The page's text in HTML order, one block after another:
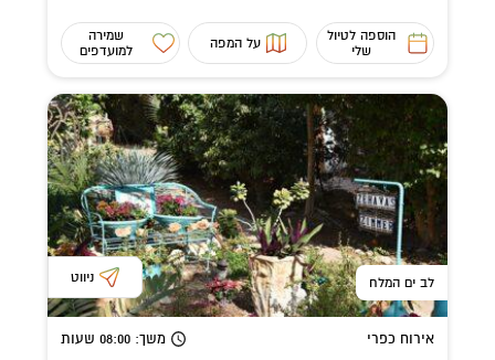
הוספה לטיול
שלי
על המפה
שמירה
למועדפים
לב ים המלח ניווט
אירוח כפרי משך: 08:00 שעות